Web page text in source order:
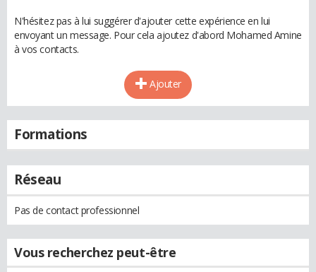
N'hésitez pas à lui suggérer d'ajouter cette expérience en lui
envoyant un message. Pour cela ajoutez d'abord Mohamed Amine
à vos contacts.
Ajouter
Formations
Réseau
Pas de contact professionnel
Vous recherchez peut-être